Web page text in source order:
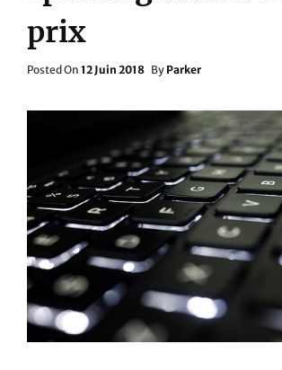
prix
Posted On Posted
12 Juin 2018 By Parker